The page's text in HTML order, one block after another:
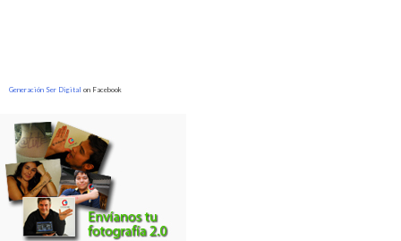
Generación Ser Digital on Facebook